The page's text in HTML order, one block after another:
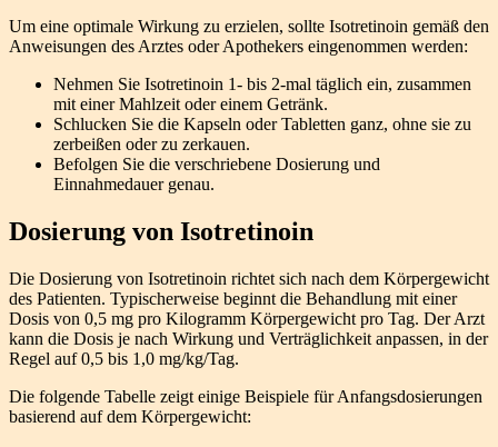
Um eine optimale Wirkung zu erzielen, sollte Isotretinoin gemäß den
Anweisungen des Arztes oder Apothekers eingenommen werden:
Nehmen Sie Isotretinoin 1- bis 2-mal täglich ein, zusammen
mit einer Mahlzeit oder einem Getränk.
Schlucken Sie die Kapseln oder Tabletten ganz, ohne sie zu
zerbeißen oder zu zerkauen.
Befolgen Sie die verschriebene Dosierung und
Einnahmedauer genau.
Dosierung von Isotretinoin
Die Dosierung von Isotretinoin richtet sich nach dem Körpergewicht
des Patienten. Typischerweise beginnt die Behandlung mit einer
Dosis von 0,5 mg pro Kilogramm Körpergewicht pro Tag. Der Arzt
kann die Dosis je nach Wirkung und Verträglichkeit anpassen, in der
Regel auf 0,5 bis 1,0 mg/kg/Tag.
Die folgende Tabelle zeigt einige Beispiele für Anfangsdosierungen
basierend auf dem Körpergewicht: